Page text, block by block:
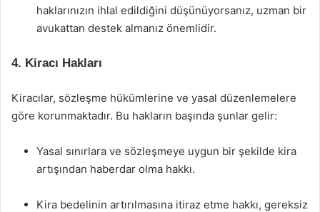
haklarınızın ihlal edildiğini düşünüyorsanız, uzman bir
avukattan destek almanız önemlidir.
4. Kiracı Hakları
Kiracılar, sözleşme hükümlerine ve yasal düzenlemelere
göre korunmaktadır. Bu hakların başında şunlar gelir:
Yasal sınırlara ve sözleşmeye uygun bir şekilde kira
artışından haberdar olma hakkı.
Kira bedelinin artırılmasına itiraz etme hakkı, gereksiz